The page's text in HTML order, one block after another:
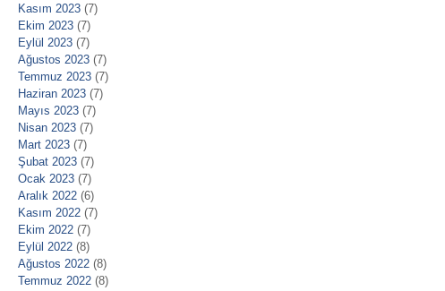
Kasım 2023 (7)
Ekim 2023 (7)
Eylül 2023 (7)
Ağustos 2023 (7)
Temmuz 2023 (7)
Haziran 2023 (7)
Mayıs 2023 (7)
Nisan 2023 (7)
Mart 2023 (7)
Şubat 2023 (7)
Ocak 2023 (7)
Aralık 2022 (6)
Kasım 2022 (7)
Ekim 2022 (7)
Eylül 2022 (8)
Ağustos 2022 (8)
Temmuz 2022 (8)